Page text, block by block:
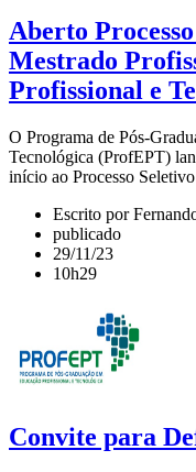
Aberto
Mestrado
Profissional e
O Programa de Pós-
Tecnológica (ProfEPT)
início ao Processo
Escrito por
publicado
29/11/23
10h29
Convite para